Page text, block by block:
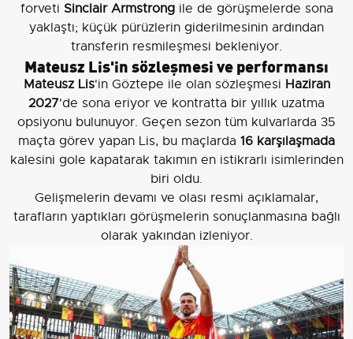
forveti Sinclair Armstrongile de görüşmelerde sona
yaklaştı; küçük pürüzlerin giderilmesinin ardından
transferin resmileşmesi bekleniyor.
Mateusz Lis'in sözleşmesi ve performansı
Mateusz Lis'in Göztepe ile olan sözleşmesi Haziran
2027'de sona eriyor ve kontratta bir yıllık uzatma
opsiyonu bulunuyor. Geçen sezon tüm kulvarlarda 35
maçta görev yapan Lis, bu maçlarda 16 karşılaşmada
kalesini gole kapatarak takımın en istikrarlı isimlerinden
biri oldu.
Gelişmelerin devamı ve olası resmi açıklamalar,
tarafların yaptıkları görüşmelerin sonuçlanmasına bağlı
olarak yakından izleniyor.